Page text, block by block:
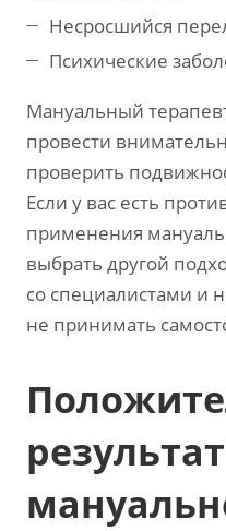
Несросшийся
Психические
Мануальный
провести
проверить
Если у вас есть
применения
выбрать другой
со специалистами и
не принимать